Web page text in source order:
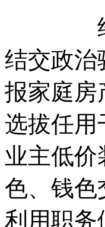
经查
结交政治
报家庭房
选拔任用
业主低
色、钱色
利用职务